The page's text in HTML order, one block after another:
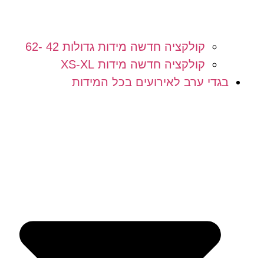
קולקציה חדשה מידות גדולות 42 -62
קולקציה חדשה מידות XS-XL
בגדי ערב לאירועים בכל המידות